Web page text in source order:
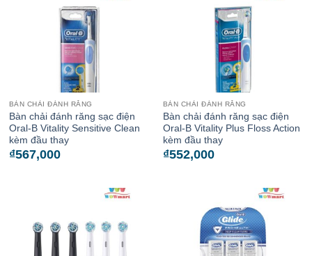
BÀN CHẢI ĐÁNH RĂNG
Bàn chải đánh răng sạc điện
Oral-B Vitality Sensitive Clean
kèm đầu thay
₫567,000
BÀN CHẢI ĐÁNH RĂNG
Bàn chải đánh răng sạc điện
Oral-B Vitality Plus Floss Action
kèm đầu thay
₫552,000